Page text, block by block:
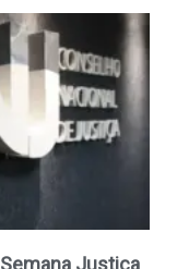
Justiça